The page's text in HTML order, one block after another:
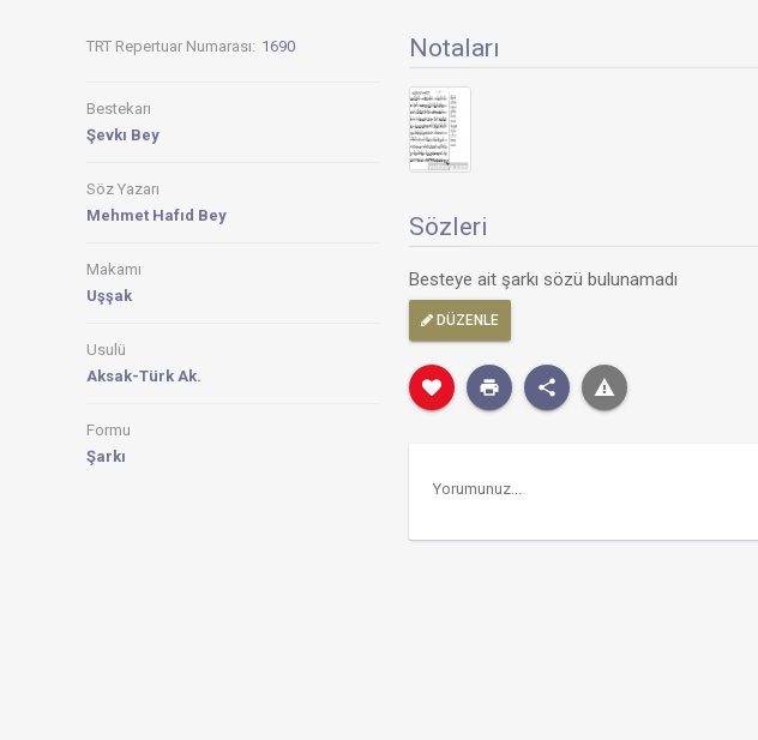
TRT Repertuar Numarası: 1690
Bestekarı
Şevkı Bey
Söz Yazarı
Mehmet Hafıd Bey
Makamı
Uşşak
Usulü
Aksak-Türk Ak.
Formu
Şarkı
Notaları
Sözleri
Besteye ait şarkı sözü bulunamadı
DÜZENLE